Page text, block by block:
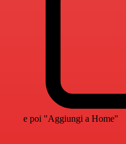
e poi "Aggiungi a Home"